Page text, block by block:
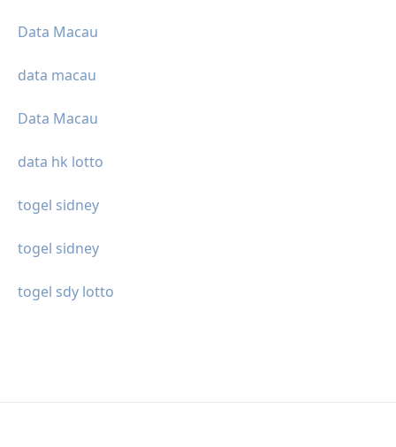
Data Macau
data macau
Data Macau
data hk lotto
togel sidney
togel sidney
togel sdy lotto